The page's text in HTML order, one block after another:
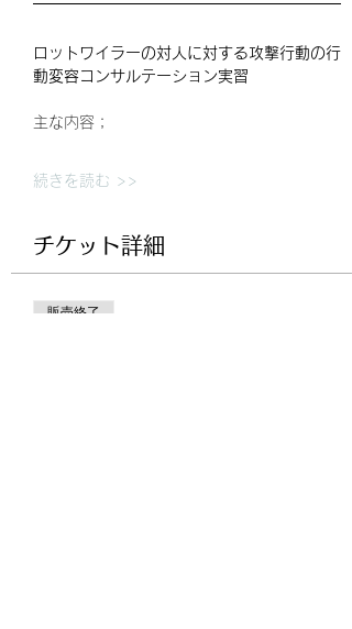
ロットワイラーの対人に対する攻撃行動の行
動変容コンサルテーション実習
主な内容；
続きを読む >>
チケット詳細
販売終了